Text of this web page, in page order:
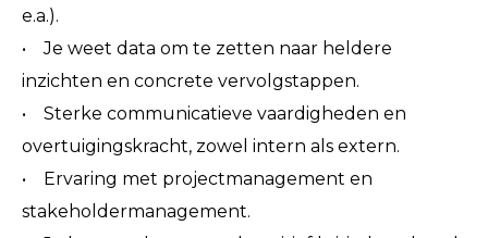
e.a.).
• Je weet data om te zetten naar heldere
inzichten en concrete vervolgstappen.
• Sterke communicatieve vaardigheden en
overtuigingskracht, zowel intern als extern.
• Ervaring met projectmanagement en
stakeholdermanagement.